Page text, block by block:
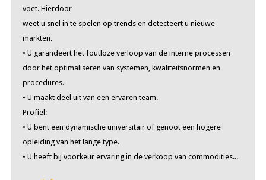
voet. Hierdoor
weet u snel in te spelen op trends en detecteert u nieuwe
markten.
• U garandeert het foutloze verloop van de interne processen
door het optimaliseren van systemen, kwaliteitsnormen en
procedures.
• U maakt deel uit van een ervaren team.
Profiel:
• U bent een dynamische universitair of genoot een hogere
opleiding van het lange type.
• U heeft bij voorkeur ervaring in de verkoop van commodities...